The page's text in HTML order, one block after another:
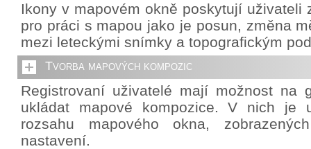
Ikony v mapovém okně poskytují uživateli
pro práci s mapou jako je posun, změna
mezi leteckými snímky a topografickým
Tvorba mapových kompozic
Registrovaní uživatelé mají možnost na
ukládat mapové kompozice. V nich je
rozsahu mapového okna,
nastavení.